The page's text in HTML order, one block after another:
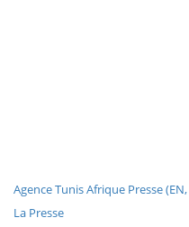
La Presse